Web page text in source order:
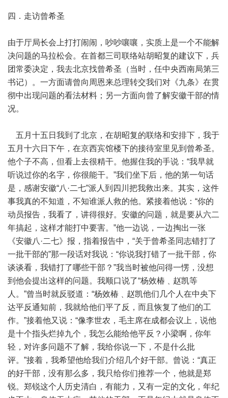
四．走访曾希圣
由于厅局长会上打打闹闹，吵吵嚷嚷，实质上是一个不能解
决问题的马拉松会。在首都三司联络站胡昭复的建议下，兵
团常委决定，我去北京找曾希圣（当时，任中央西南局第三
书记）。一方面请曾向周恩来总理转交我们对《九条》在贯
彻中出现问题的看法材料；另一方面向曾了解安徽干部的情
况。
五月十五日我到了北京，在胡昭复的联络和安排下，我于
五月十六日下午，在京西宾馆楼下的接待室里见到曾希圣。
他个子不高，但看上去很精干。他握住我的手说：“我早就
听说过你的名字，你很能干。”我们坐下后，他的第一句话
是，感谢安徽“八·二七”派人到四川把我救出来。其实，这件
事我真的不知道，不知谁派人救的他。紧接着他说：“你的
动员报告，我看了，讲得很好。安徽的问题，就是要从六二
年搞起，这样才能打中要害。”他一边说，一边掏出一张
《安徽八·二七》报，指着报告中，“关于曾希圣同志错打了
一批干部的”那一段话对我说：“你说我打错了一批干部，你
谈谈看，我错打了哪些干部？”我当时被他问得一愣，没想
到他会提出这样的问题。我顺口说了“杨效椿﹑赵凯等
人。”曾当时就反驳道：“杨效椿﹑赵凯他们几个人在中央下
达平反通知前，我就给他们平了反，而且恢复了他们的工
作。”接着他又说：“像李世农，毛主席在成都会议上，说他
是十个指头烂掉九个，我怎么能给他平反？小梁啊，你年
轻，对许多问题不了解，我给你说一下，不是什么批
评。”接着，我希望他给我们介绍几个好干部。曾说：“真正
的好干部，没有那么多，我只给你们推荐一个，他就是郑
锐。郑锐这个人历史清白，有能力，又有一定的文化，年纪